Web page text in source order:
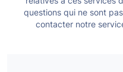
questions qui ne sont
contacter notre